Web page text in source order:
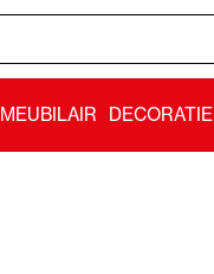
MEUBILAIR DECORATIE